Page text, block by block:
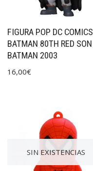
FIGURA POP DC COMICS
BATMAN 80TH RED SON
BATMAN 2003
16,00€
SIN EXISTENCIAS